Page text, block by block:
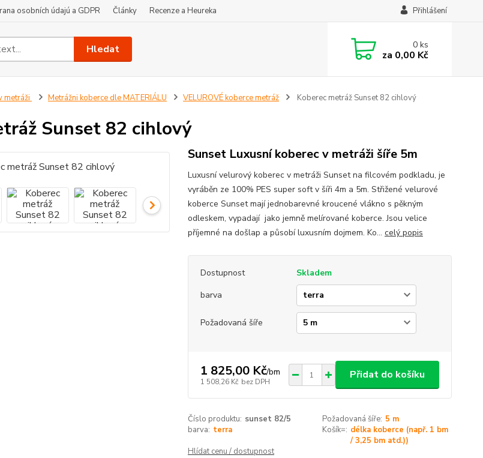
osobních údajú a GDPR Články Recenze a Heureka Přihlášení
Hledat 0ks
za 0,00 Kč
metráži Metrážni koberce dle MATERIÁLU VELUROVÉ koberce metráž Koberec metráž Sunset 82 cihlový
Sunset 82 cihlový
Sunset Luxusní koberec v metráži šíře 5m
Luxusní velurový koberec v metráži Sunset na filcovém podkladu, je
vyráběn ze 100% PES super soft v šíři 4m a 5m. Střižené velurové
koberce Sunset mají jednobarevné kroucené vlákno s pěkným
odleskem, vypadají jako jemně melírované koberce. Jsou velice
příjemné na došlap a působí luxusním dojmem. Ko... celý popis
Dostupnost
Skladem
barva
Požadovaná šíře
1 825,00 Kč/bm
1 508,26 Kč bez DPH
Přidat do košíku
Číslo produktu: sunset 82/5 Požadovaná šíře: 5 m
barva: terra Košík=: délka koberce (např. 1 bm
/ 3,25 bm atd.))
Hlídat cenu / dostupnost